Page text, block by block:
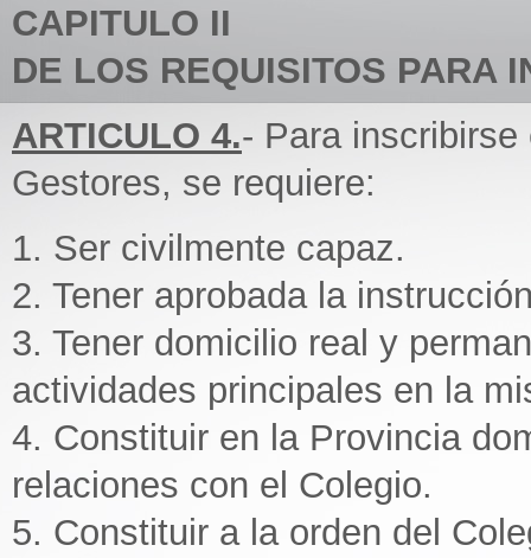
CAPITULO II
DE LOS REQUISITOS PARA
ARTICULO 4.- Para
Gestores, se requiere:
1. Ser civilmente capaz.
2. Tener aprobada la
3. Tener domicilio real y
actividades principales en la
4. Constituir en la Provincia
relaciones con el Colegio.
5. Constituir a la orden del